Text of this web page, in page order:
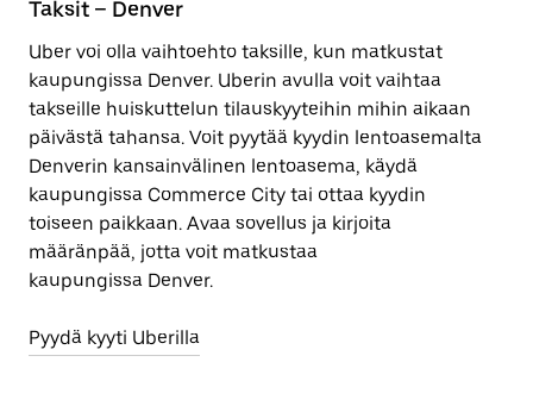
Taksit – Denver
Uber voi olla vaihtoehto taksille, kun matkustat
kaupungissa Denver. Uberin avulla voit vaihtaa
takseille huiskuttelun tilauskyyteihin mihin aikaan
päivästä tahansa. Voit pyytää kyydin lentoasemalta
Denverin kansainvälinen lentoasema, käydä
kaupungissa Commerce City tai ottaa kyydin
toiseen paikkaan. Avaa sovellus ja kirjoita
määränpää, jotta voit matkustaa
kaupungissa Denver.
Pyydä kyyti Uberilla